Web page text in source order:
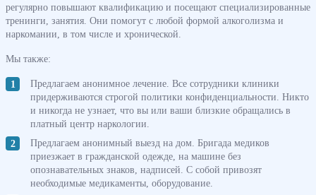
регулярно повышают квалификацию и посещают специализированные
тренинги, занятия. Они помогут с любой формой алкоголизма и
наркомании, в том числе и хронической.
Мы также:
Предлагаем анонимное лечение. Все сотрудники клиники
придерживаются строгой политики конфиденциальности. Никто
и никогда не узнает, что вы или ваши близкие обращались в
платный центр наркологии.
Предлагаем анонимный выезд на дом. Бригада медиков
приезжает в гражданской одежде, на машине без
опознавательных знаков, надписей. С собой привозят
необходимые медикаменты, оборудование.